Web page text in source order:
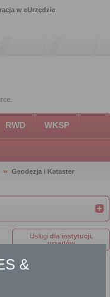
w eUrzędzie
RWD WKSP
Geodezja i Kataster
Usługi dla instytucji,
urzędów
&